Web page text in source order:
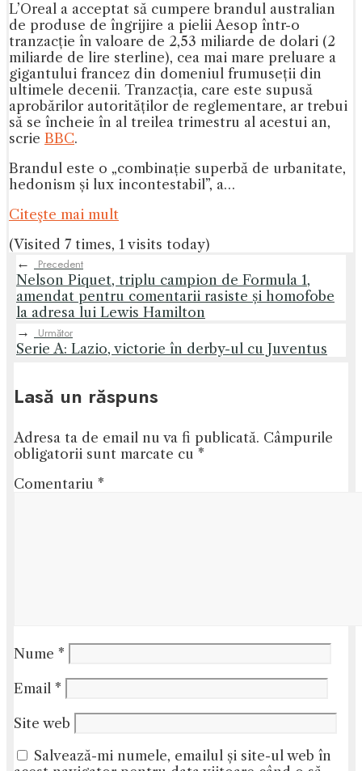
L’Oreal a acceptat să cumpere brandul australian
de produse de îngrijire a pielii Aesop într-o
tranzacție în valoare de 2,53 miliarde de dolari (2
miliarde de lire sterline), cea mai mare preluare a
gigantului francez din domeniul frumuseții din
ultimele decenii. Tranzacția, care este supusă
aprobărilor autorităților de reglementare, ar trebui
să se încheie în al treilea trimestru al acestui an,
scrie BBC.
Brandul este o „combinație superbă de urbanitate,
hedonism și lux incontestabil”, a…
Citeşte mai mult
(Visited 7 times, 1 visits today)
←
Precedent
Nelson Piquet, triplu campion de Formula 1,
amendat pentru comentarii rasiste și homofobe
la adresa lui Lewis Hamilton
→
Următor
Serie A: Lazio, victorie în derby-ul cu Juventus
Lasă un răspuns
Adresa ta de email nu va fi publicată. Câmpurile
obligatorii sunt marcate cu *
Comentariu *
Nume *
Email *
Site web
Salvează-mi numele, emailul și site-ul web în